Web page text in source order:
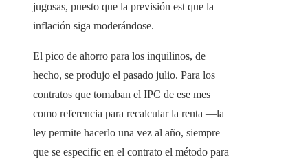
jugosas, puesto que la previsión est que la
inflación siga moderándose.
El pico de ahorro para los inquilinos, de
hecho, se produjo el pasado julio. Para los
contratos que tomaban el IPC de ese mes
como referencia para recalcular la renta —la
ley permite hacerlo una vez al año, siempre
que se especific en el contrato el método para